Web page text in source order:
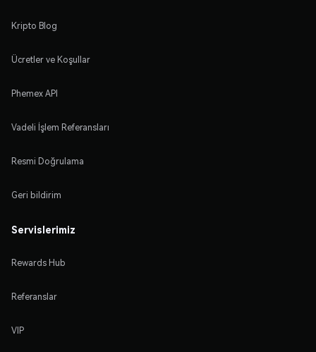
Kripto Blog
Ücretler ve Koşullar
Phemex API
Vadeli İşlem Referansları
Resmi Doğrulama
Geri bildirim
Servislerimiz
Rewards Hub
Referanslar
VIP